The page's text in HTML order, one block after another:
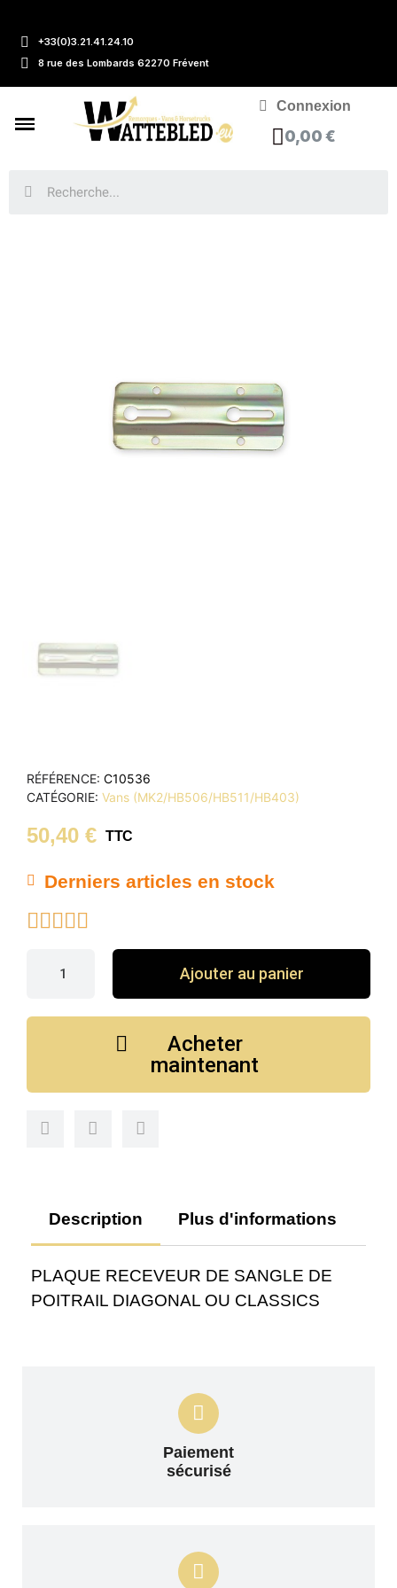
+33(0)3.21.41.24.10
8 rue des Lombards 62270 Frévent
Connexion
0,00 €
RÉFÉRENCE C10536
CATÉGORIE Vans (MK2/HB506/HB511/HB403)
50,40 € TTC
Derniers articles en stock

Ajouter au panier
Acheter
maintenant
Description Plus d'informations
PLAQUE RECEVEUR DE SANGLE DE
POITRAIL DIAGONAL OU CLASSICS
Paiement
sécurisé